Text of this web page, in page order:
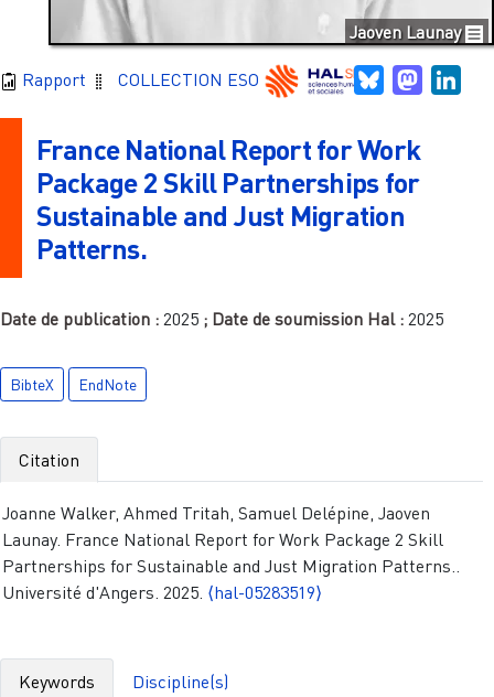
Jaoven Launay
Rapport COLLECTION ESO Bluesky
France National Report for Work
Package 2 Skill Partnerships for
Sustainable and Just Migration
Patterns.
Date de publication : 2025 ; Date de soumission Hal : 2025
BibteX EndNote
Citation
Joanne Walker, Ahmed Tritah, Samuel Delépine, Jaoven
Launay. France National Report for Work Package 2 Skill
Partnerships for Sustainable and Just Migration Patterns..
Université d'Angers. 2025. ⟨hal-05283519⟩
Keywords Discipline(s)